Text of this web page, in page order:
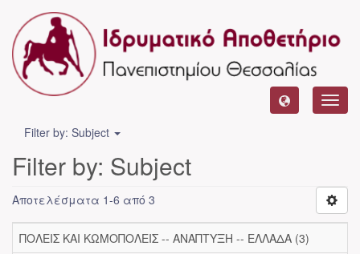
Filter by: Subject
Filter by: Subject
Αποτελέσματα 1-6 από 3
ΠΟΛΕΙΣ ΚΑΙ ΚΩΜΟΠΟΛΕΙΣ -- ΑΝΑΠΤΥΞΗ -- ΕΛΛΑΔΑ (3)